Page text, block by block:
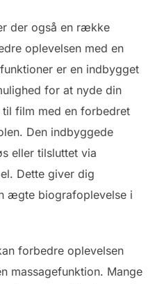
der også en række
oplevelsen med en
er en indbygget
for at nyde din
film med en forbedret
Den indbyggede
eller tilsluttet via
Dette giver dig
ægte biografoplevelse i
forbedre oplevelsen
massagefunktion. Mange